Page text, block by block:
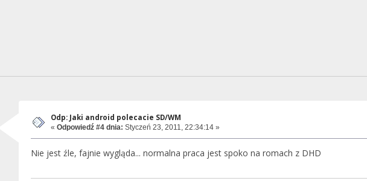
Odp: Jaki android polecacie SD/WM
« Odpowiedź #4 dnia: Styczeń 23, 2011, 22:34:14 »
Nie jest źle, fajnie wygląda... normalna praca jest spoko na romach z DHD